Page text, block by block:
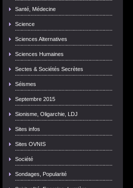
Santé, Médecine
Science
Sciences Alternatives
Sciences Humaines
Sectes & Sociétés Secrètes
Séismes
Septembre 2015
Sionisme, Oligarchie, LDJ
Sites infos
Sites OVNIS
Société
Sondages, Popularité